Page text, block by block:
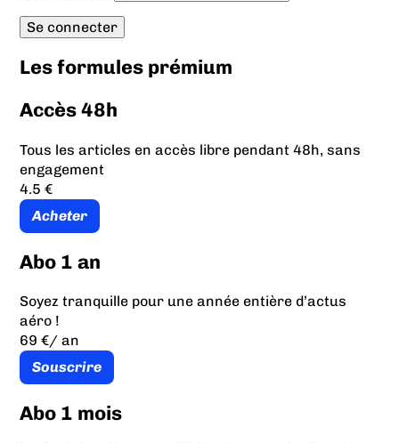
Les formules prémium
Accès 48h
Tous les articles en accès libre pendant 48h, sans
engagement
4.5 €
Acheter
Abo 1 an
Soyez tranquille pour une année entière d’actus
aéro !
69 €/ an
Souscrire
Abo 1 mois